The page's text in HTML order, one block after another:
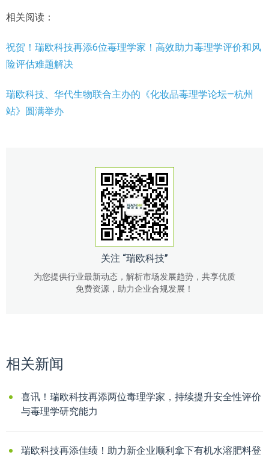
相关阅读：
祝贺！瑞欧科技再添6位毒理学家！高效助力毒理学评价和风
险评估难题解决
瑞欧科技、华代生物联合主办的《化妆品毒理学论坛—杭州
站》圆满举办
关注 “瑞欧科技”
为您提供行业最新动态，解析市场发展趋势，共享优质
免费资源，助力企业合规发展！
相关新闻
喜讯！瑞欧科技再添两位毒理学家，持续提升安全性评价
与毒理学研究能力
瑞欧科技再添佳绩！助力新企业顺利拿下有机水溶肥料登